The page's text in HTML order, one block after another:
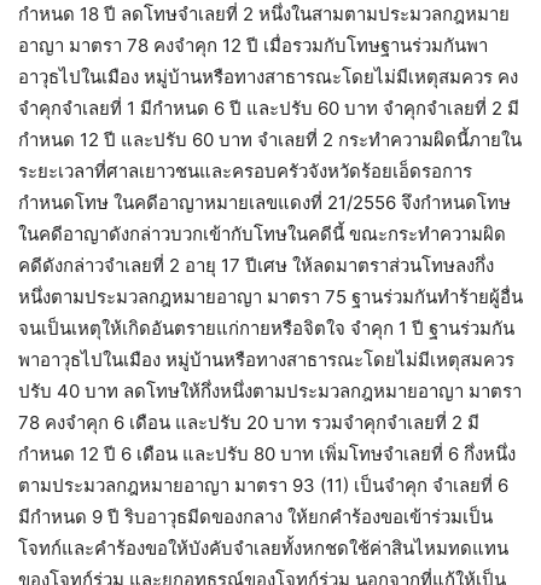
กำหนด 18 ปี ลดโทษจำเลยที่ 2 หนึ่งในสามตามประมวลกฎหมาย
อาญา มาตรา 78 คงจำคุก 12 ปี เมื่อรวมกับโทษฐานร่วมกันพา
อาวุธไปในเมือง หมู่บ้านหรือทางสาธารณะโดยไม่มีเหตุสมควร คง
จำคุกจำเลยที่ 1 มีกำหนด 6 ปี และปรับ 60 บาท จำคุกจำเลยที่ 2 มี
กำหนด 12 ปี และปรับ 60 บาท จำเลยที่ 2 กระทำความผิดนี้ภายใน
ระยะเวลาที่ศาลเยาวชนและครอบครัวจังหวัดร้อยเอ็ดรอการ
กำหนดโทษ ในคดีอาญาหมายเลขแดงที่ 21/2556 จึงกำหนดโทษ
ในคดีอาญาดังกล่าวบวกเข้ากับโทษในคดีนี้ ขณะกระทำความผิด
คดีดังกล่าวจำเลยที่ 2 อายุ 17 ปีเศษ ให้ลดมาตราส่วนโทษลงกึ่ง
หนึ่งตามประมวลกฎหมายอาญา มาตรา 75 ฐานร่วมกันทำร้ายผู้อื่น
จนเป็นเหตุให้เกิดอันตรายแก่กายหรือจิตใจ จำคุก 1 ปี ฐานร่วมกัน
พาอาวุธไปในเมือง หมู่บ้านหรือทางสาธารณะโดยไม่มีเหตุสมควร
ปรับ 40 บาท ลดโทษให้กึ่งหนึ่งตามประมวลกฎหมายอาญา มาตรา
78 คงจำคุก 6 เดือน และปรับ 20 บาท รวมจำคุกจำเลยที่ 2 มี
กำหนด 12 ปี 6 เดือน และปรับ 80 บาท เพิ่มโทษจำเลยที่ 6 กึ่งหนึ่ง
ตามประมวลกฎหมายอาญา มาตรา 93 (11) เป็นจำคุก จำเลยที่ 6
มีกำหนด 9 ปี ริบอาวุธมีดของกลาง ให้ยกคำร้องขอเข้าร่วมเป็น
โจทก์และคำร้องขอให้บังคับจำเลยทั้งหกชดใช้ค่าสินไหมทดแทน
ของโจทก์ร่วม และยกอุทธรณ์ของโจทก์ร่วม นอกจากที่แก้ให้เป็น